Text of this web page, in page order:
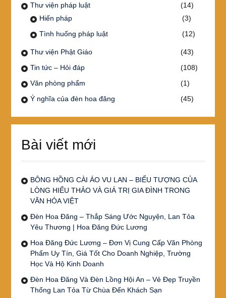
Thư viện pháp luật
(14)
Hiến pháp
(3)
Tình huống pháp luật
(12)
Thư viện Phật Giáo
(43)
Tin tức – Hỏi đáp
(108)
Văn phòng phẩm
(1)
Ý nghĩa của đèn hoa đăng
(45)
Bài viết mới
BÔNG HỒNG CÀI ÁO VU LAN – BIỂU TƯỢNG CỦA
LÒNG HIẾU THẢO VÀ GIÁ TRỊ GIA ĐÌNH TRONG
VĂN HÓA VIỆT
Đèn Hoa Đăng – Thắp Sáng Ước Nguyện, Lan Tỏa
Yêu Thương | Hoa Đăng Đức Lương
Hoa Đăng Đức Lương – Đơn Vị Cung Cấp Văn Phòng
Phẩm Uy Tín, Giá Tốt Cho Doanh Nghiệp, Trường
Học Và Hộ Kinh Doanh
Đèn Hoa Đăng Và Đèn Lồng Hội An – Vẻ Đẹp Truyền
Thống Lan Tỏa Từ Chùa Đến Khách Sạn